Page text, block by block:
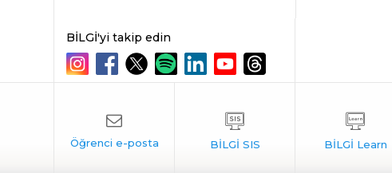
BİLGİ'yi takip edin